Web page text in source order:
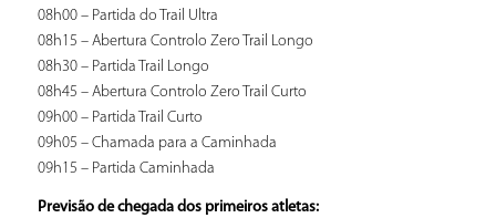
08h00 – Partida do Trail Ultra
08h15 – Abertura Controlo Zero Trail Longo
08h30 – Partida Trail Longo
08h45 – Abertura Controlo Zero Trail Curto
09h00 – Partida Trail Curto
09h05 – Chamada para a Caminhada
09h15 – Partida Caminhada
Previsão de chegada dos primeiros atletas: